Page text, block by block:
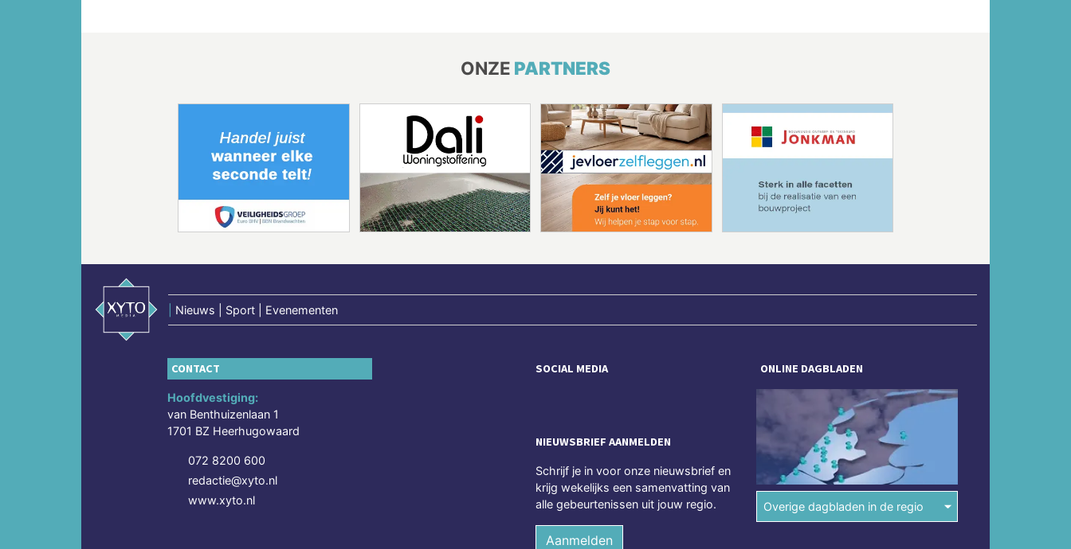
ONZE PARTNERS
Nieuws | Sport | Evenementen
CONTACT
Hoofdvestiging:
van Benthuizenlaan 1
1701 BZ Heerhugowaard
072 8200 600
redactie@xyto.nl
www.xyto.nl
SOCIAL MEDIA
NIEUWSBRIEF AANMELDEN
Schrijf je in voor onze nieuwsbrief en
krijg wekelijks een samenvatting van
alle gebeurtenissen uit jouw regio.
Aanmelden
ONLINE DAGBLADEN
Overige dagbladen in de regio